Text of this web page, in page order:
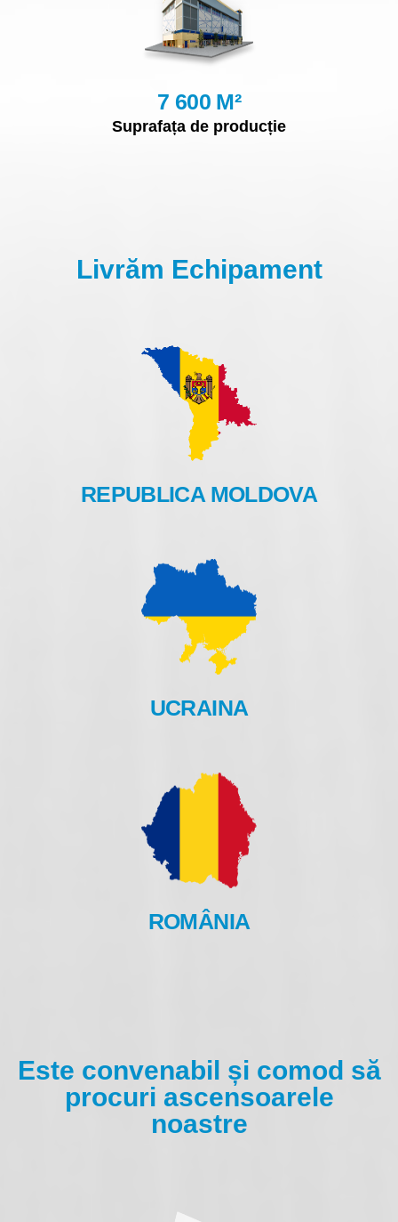
7 600 M²
Suprafața de producție
Livrăm Echipament
REPUBLICA MOLDOVA
UCRAINA
ROMÂNIA
Este convenabil și comod să
procuri ascensoarele
noastre